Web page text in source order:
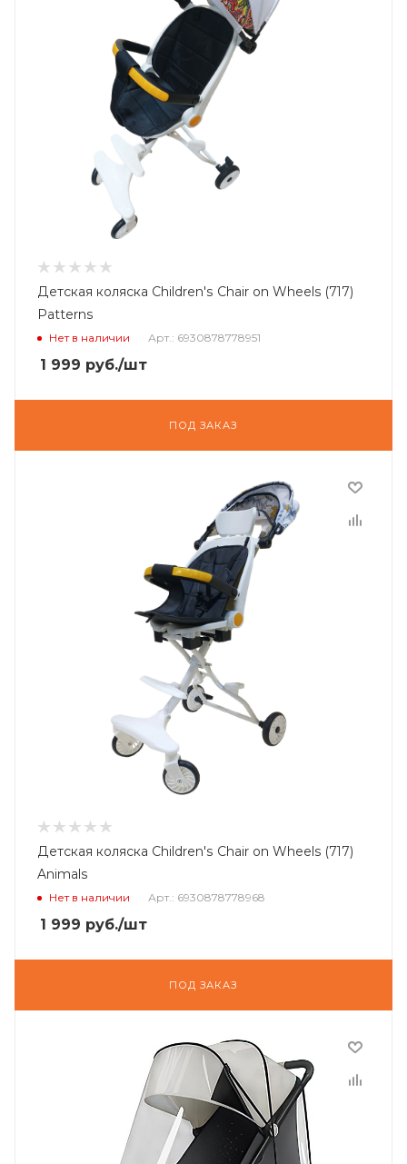
Детская коляска Children's Chair on Wheels (717)
Patterns
Нет в наличии Арт.: 6930878778951
1 999 руб./шт
ПОД ЗАКАЗ
Детская коляска Children's Chair on Wheels (717)
Animals
Нет в наличии Арт.: 6930878778968
1 999 руб./шт
ПОД ЗАКАЗ